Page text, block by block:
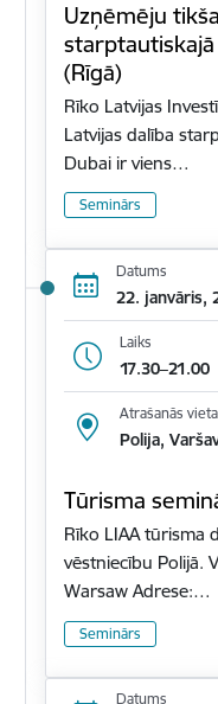
Uzņēmēju
(Rīgā)
Rīko Latvijas
Latvijas dalība
Dubai ir viens…
Seminārs
Datums
22. janvāris,
Laiks
17.30–21.00
Atrašanās vieta
Polija,
Tūrisma
Rīko LIAA tūrisma
vēstniecību Polijā.
Warsaw Adrese:…
Seminārs
Datums